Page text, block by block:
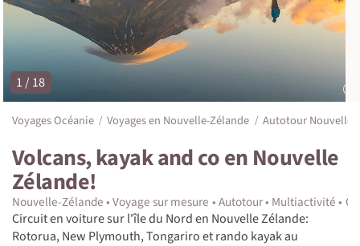
©
1 / 18
Voyages Océanie Voyages en Nouvelle-Zélande Autotour Nouvelle-
Volcans, kayak and co en Nouvelle
Zélande!
Nouvelle-Zélande Voyage sur mesure Autotour Multiactivité
Circuit en voiture sur l'île du Nord en Nouvelle Zélande:
Rotorua, New Plymouth, Tongariro et rando kayak au